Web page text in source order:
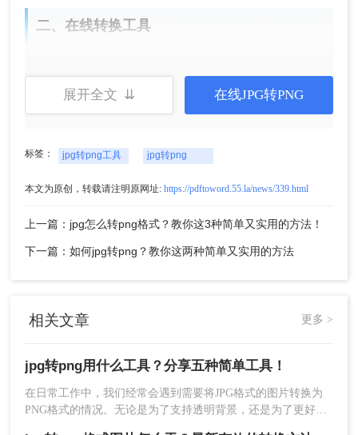
二、在线转换工具
要进行格式转换的用户。这些工具通常无需安装，
只需要网络连接即可使用。下面以转转大师在线转
换工具操作为例。
1、打开在线jpg转
2、转换的操作步骤很简单，我们以在线转换为例来
3、上传要转换格式的jpg图片。
展开全文 ⇊ 在线JPG转PNG
标签： jpg转png工具 jpg转png
本文为原创，转载请注明原网址: https://pdftoword.55.la/news/339.html
上一篇：jpg怎么转png格式？教你这3种简单又实用的方法！
下一篇：如何jpg转png？教你这两种简单又实用的方法
相关文章 更多 >
jpg转png用什么工具？分享五种简单工具！
在日常工作中，我们经常会遇到需要将JPG格式的图片转换为
PNG格式的情况。无论是为了支持透明背景，还是为了更好地